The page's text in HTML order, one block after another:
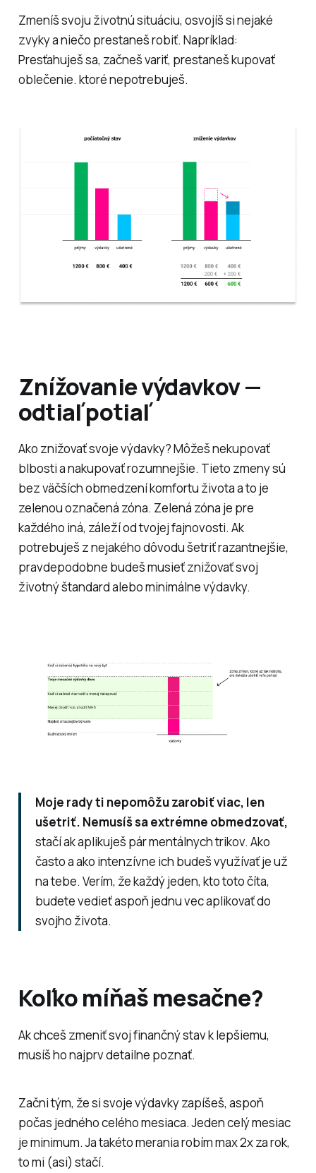
Zmeníš svoju životnú situáciu, osvojíš si nejaké
zvyky a niečo prestaneš robiť. Napríklad:
Presťahuješ sa, začneš variť, prestaneš kupovať
oblečenie. ktoré nepotrebuješ.
Znížovanie výdavkov —
odtiaľ potiaľ
Ako znižovať svoje výdavky? Môžeš nekupovať
blbosti a nakupovať rozumnejšie. Tieto zmeny sú
bez väčších obmedzení komfortu života a to je
zelenou označená zóna. Zelená zóna je pre
každého iná, záleží od tvojej fajnovosti. Ak
potrebuješ z nejakého dôvodu šetriť razantnejšie,
pravdepodobne budeš musieť znižovať svoj
životný štandard alebo minimálne výdavky.
Moje rady ti nepomôžu zarobiť viac, len
ušetriť. Nemusíš sa extrémne obmedzovať,
stačí ak aplikuješ pár mentálnych trikov. Ako
často a ako intenzívne ich budeš využívať je už
na tebe. Verím, že každý jeden, kto toto číta,
budete vedieť aspoň jednu vec aplikovať do
svojho života.
Koľko míňaš mesačne?
Ak chceš zmeniť svoj finančný stav k lepšiemu,
musíš ho najprv detailne poznať.
Začni tým, že si svoje výdavky zapíšeš, aspoň
počas jedného celého mesiaca. Jeden celý mesiac
je minimum. Ja takéto merania robím max 2x za rok,
to mi (asi) stačí.